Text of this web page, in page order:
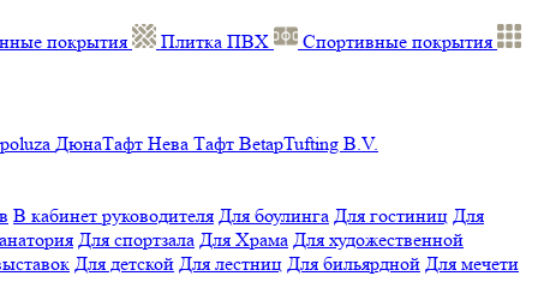
покрытия Плитка ПВХ
Спортивные покрытия
ДюнаТафт Нева Тафт BetapTufting B.V.
В кабинет руководителя Для боулинга Для гостиниц Для
Для спортзала Для Храма Для художественной
Для детской Для лестниц Для бильярдной Для мечети